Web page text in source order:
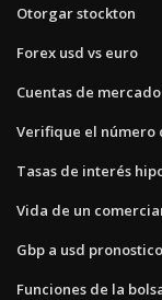
Otorgar stockton
Forex usd vs euro
Cuentas de
Verifique el número
Tasas de interés
Vida de un
Gbp a usd
Funciones de la